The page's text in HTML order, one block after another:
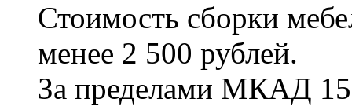
Стоимость сборки
менее 2 500 рублей.
За пределами МКАД